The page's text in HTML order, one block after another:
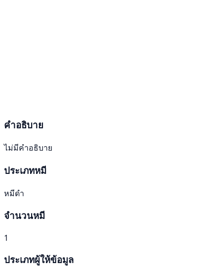
คำอธิบาย
ไม่มีคำอธิบาย
ประเภทหมี
หมีดำ
จำนวนหมี
1
ประเภทผู้ให้ข้อมูล